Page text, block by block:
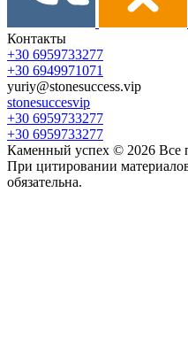
Контакты
+30 6959733277
+30 6949971071
yuriy@stonesuccess.vip
stonesuccesvip
+30 6959733277
+30 6959733277
Каменный успех © 2026 Все
При цитировании
обязательна.